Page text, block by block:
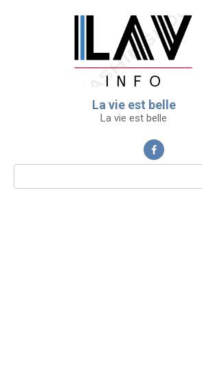
La vie est belle
La vie est belle
Поиск: